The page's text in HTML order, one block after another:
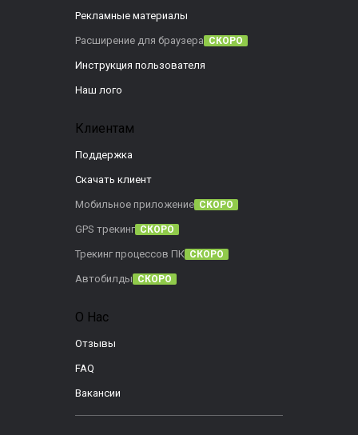
Рекламные материалы
Расширение для браузера СКОРО
Инструкция пользователя
Наш лого
Клиентам
Поддержка
Скачать клиент
Мобильное приложение СКОРО
GPS трекинг СКОРО
Трекинг процессов ПК СКОРО
Автобилды СКОРО
О Нас
Отзывы
FAQ
Вакансии